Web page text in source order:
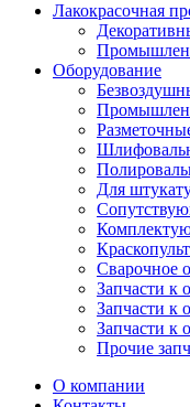
Лакокрасочная
Оборудование
Для
Сварочное
Запчасти к
Запчасти к
Запчасти к
Прочие
О компании